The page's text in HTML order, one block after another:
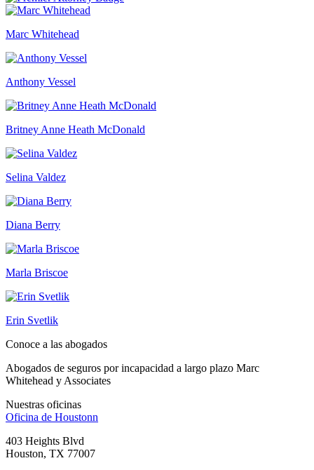
Marc Whitehead
Anthony Vessel
Britney Anne Heath McDonald
Selina Valdez
Diana Berry
Marla Briscoe
Erin Svetlik
Conoce a las abogados
Abogados de seguros por incapacidad a largo plazo Marc
Whitehead y Associates
Nuestras oficinas
Oficina de Houstonn
403 Heights Blvd
Houston, TX 77007